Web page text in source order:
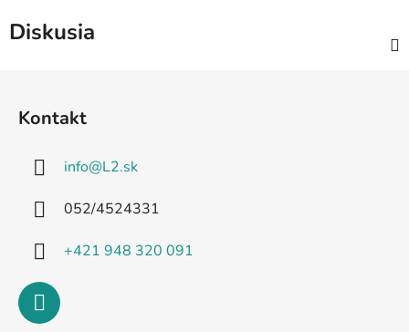
Diskusia
Kontakt
info@L2.sk
052/4524331
+421 948 320 091